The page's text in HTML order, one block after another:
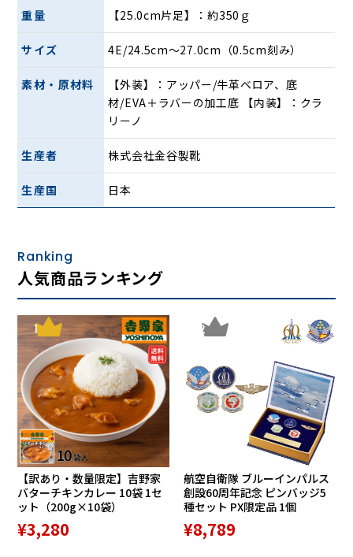
滑りにくく歩きやすい軽量ラバーソールを使用し、路面を
しっかり踏みしめられます。また、靴内部の先部分には抗菌
防臭加工素材「ユニフレッシャー」を使用。繊維上の菌の増
殖を抑制し防臭効果があります。アッパー材は牛革ベロア素
材でネイビー、オリーブブラウン、ベージュ、ダークグレー
の4色展開。コーディネートに合わせて色をお選びいただけ
＜ご注意＞完全防水ではありません。ミシン目・ステッチ穴
KANEKA超撥水スエードカジュアルウイン
グチップの7大特長
(1)撥水加工を施した高級天然ソフト牛革ベロアを使用
(2)スコッチガードT 皮革保護剤加工
(3)抗菌防臭加工
(4)ゆったりワイドな4E幅
(5)衝撃吸収プラスディンプル中敷
(6)滑りにくく歩きやすい、軽量設計のEVA＋ラバーの加工底
(7)日本製
重量 【25.0cm片足】：約350ｇ
サイズ 4E/24.5cm〜27.0cm（0.5cm刻み）
素材・原材料
【外装】：アッパー/牛革ベロア、底
材/EVA＋ラバーの加工底 【内装】：クラ
リーノ
生産者 株式会社金谷製靴
生産国 日本
Ranking
人気商品ランキング
1
【訳あり・数量限定】吉野家
バターチキンカレー 10袋 1セ
ット（200g×10袋）
¥3,280
2
航空自衛隊 ブルーインパルス
創設60周年記念 ピンバッジ5
種セット PX限定品 1個
¥8,789